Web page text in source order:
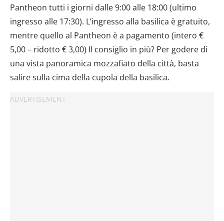
Utilizziamo i cookie per personalizzare contenuti ed
annunci, per fornire funzionalità dei social media e per
analizzare il nostro traffico. Condividiamo inoltre
informazioni sul modo in cui utilizzi il nostro sito con i
nostri partner che si occupano di analisi dei dati web,
pubblicità e social media, i quali potrebbero combinarle
raccolto dal tuo utilizzo dei loro servizi.
Pantheon tutti i giorni dalle 9:00 alle 18:00 (ultimo
ingresso alle 17:30). L’ingresso alla basilica è gratuito,
mentre quello al Pantheon è a pagamento (intero €
5,00 – ridotto € 3,00) Il consiglio in più? Per godere di
una vista panoramica mozzafiato della città, basta
salire sulla cima della cupola della basilica.